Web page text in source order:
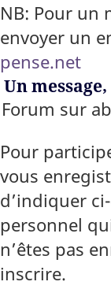
NB: Pour un
envoyer un
pense.net
Un
Forum sur
Pour
vous
d’indiquer
personnel
n’êtes pas
inscrire.